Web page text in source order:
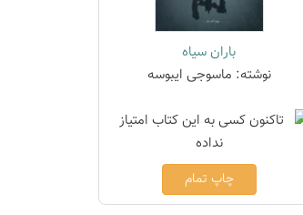
باران سیاه
نوشته: ماسوجی ایبوسه
چاپ تمام